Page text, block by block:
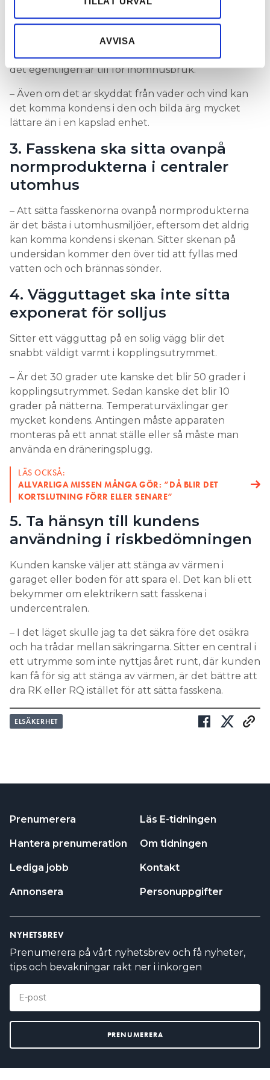
information som du har tillhandahållit eller som de har
samlat in när du har använt deras tjänster.
AVVISA
Det händer ofta att folk väljer material som inte är
gjort för att tåla eventuell kondens. Exempelvis
finns de som monterar ett vägguttag utomhus, fast
det egentligen är till för inomhusbruk.
– Även om det är skyddat från väder och vind kan
det komma kondens i den och bilda ärg mycket
lättare än i en kapslad enhet.
3. Fasskena ska sitta ovanpå
normprodukterna i centraler
utomhus
– Att sätta fasskenorna ovanpå normprodukterna
är det bästa i utomhusmiljöer, eftersom det aldrig
kan komma kondens i skenan. Sitter skenan på
undersidan kommer den över tid att fyllas med
vatten och och brännas sönder.
4. Vägguttaget ska inte sitta
exponerat för solljus
Sitter ett vägguttag på en solig vägg blir det
snabbt väldigt varmt i kopplingsutrymmet.
– Är det 30 grader ute kanske det blir 50 grader i
kopplingsutrymmet. Sedan kanske det blir 10
grader på nätterna. Temperaturväxlingar ger
mycket kondens. Antingen måste apparaten
monteras på ett annat ställe eller så måste man
använda en dräneringsplugg.
LÄS OCKSÅ:
ALLVARLIGA MISSEN MÅNGA GÖR: ”DÅ BLIR DET
KORTSLUTNING FÖRR ELLER SENARE”
5. Ta hänsyn till kundens
användning i riskbedömningen
Kunden kanske väljer att stänga av värmen i
garaget eller boden för att spara el. Det kan bli ett
bekymmer om elektrikern satt fasskena i
undercentralen.
– I det läget skulle jag ta det säkra före det osäkra
och ha trådar mellan säkringarna. Sitter en central i
ett utrymme som inte nyttjas året runt, där kunden
kan få för sig att stänga av värmen, är det bättre att
dra RK eller RQ istället för att sätta fasskena.
ELSÄKERHET
Prenumerera
Hantera prenumeration
Lediga jobb
Annonsera
Läs E-tidningen
Om tidningen
Kontakt
Personuppgifter
NYHETSBREV
Prenumerera på vårt nyhetsbrev och få nyheter,
tips och bevakningar rakt ner i inkorgen